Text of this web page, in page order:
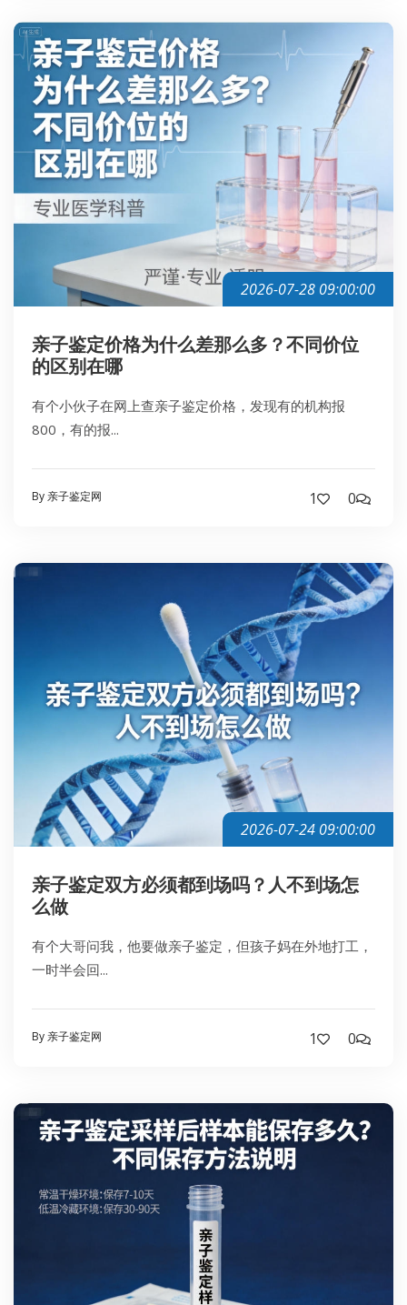
2026-07-28 09:00:00
亲子鉴定价格为什么差那么多？不同价位
的区别在哪
有个小伙子在网上查亲子鉴定价格，发现有的机构报
800，有的报...
By 亲子鉴定网 1 0
2026-07-24 09:00:00
亲子鉴定双方必须都到场吗？人不到场怎
么做
有个大哥问我，他要做亲子鉴定，但孩子妈在外地打工，
一时半会回...
By 亲子鉴定网 1 0